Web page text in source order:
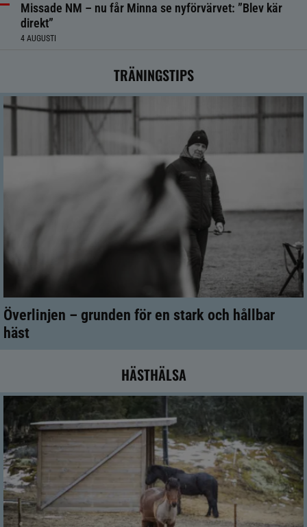
Missade NM – nu får Minna se nyförvärvet: ”Blev kär
direkt”
4 AUGUSTI
TRÄNINGSTIPS
Överlinjen – grunden för en stark och hållbar
häst
HÄSTHÄLSA